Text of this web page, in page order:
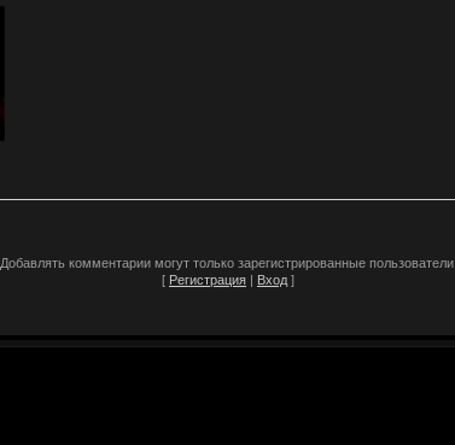
Добавлять комментарии могут только зарегистрированные пользователи.
[ Регистрация | Вход ]